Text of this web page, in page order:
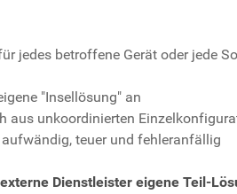
jedes betroffene Gerät oder jede
"Insellösung" an
aus unkoordinierten
teuer und fehleranfällig
Dienstleister eigene Teil-